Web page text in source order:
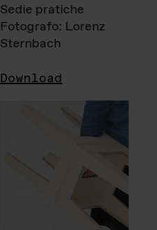
Sedie pratiche
Fotografo: Lorenz
Sternbach
Download